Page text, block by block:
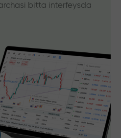
bitta interfeysda